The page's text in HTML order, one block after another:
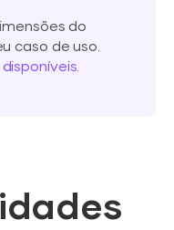
do
caso de uso.